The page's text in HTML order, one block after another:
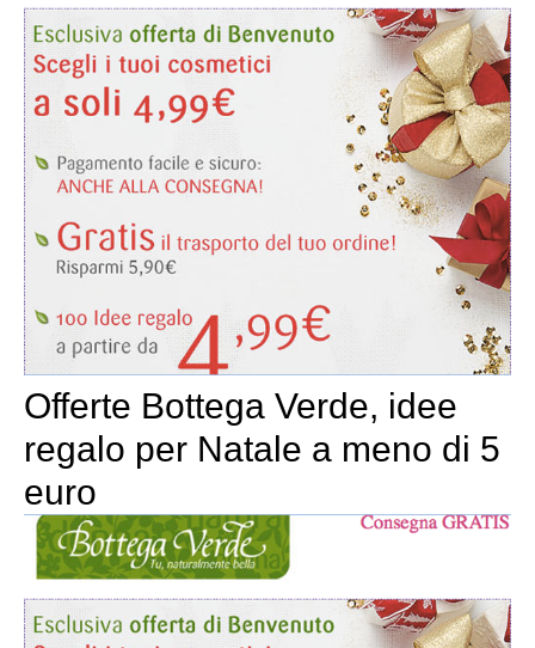
Offerte Bottega Verde, idee
regalo per Natale a meno di 5
euro